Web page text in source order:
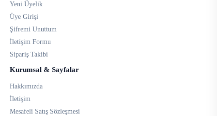
Yeni Üyelik
Üye Girişi
Şifremi Unuttum
İletişim Formu
Sipariş Takibi
Kurumsal & Sayfalar
Hakkımızda
İletişim
Mesafeli Satış Sözleşmesi